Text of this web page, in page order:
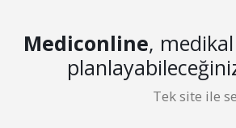
Mediconline,
Tek site ile